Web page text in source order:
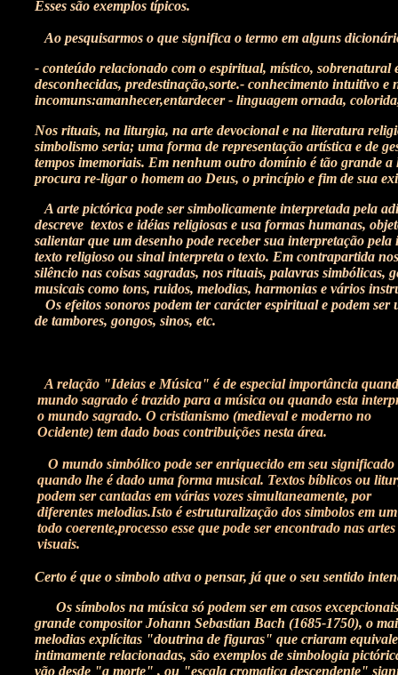
Esses são exemplos típicos.
Ao pesquisarmos o que significa o termo em alguns
- conteúdo relacionado com o espiritual, místico, sobrenatural
desconhecidas, predestinação,sorte.- conhecimento intuitivo
incomuns:amanhecer,entardecer - linguagem ornada,
Nos rituais, na liturgia, na arte devocional e na literatura
simbolismo seria; uma forma de representação artística e de
tempos imemoriais. Em nenhum outro domínio é tão grande
procura re-ligar o homem ao Deus, o princípio e fim de sua
A arte pictórica pode ser simbolicamente interpretada pela
descreve textos e idéias religiosas e usa formas humanas,
salientar que um desenho pode receber sua interpretação
texto religioso ou sinal interpreta o texto. Em contrapartida
silêncio nas coisas sagradas, nos rituais, palavras simbólicas,
musicais como tons, ruidos, melodias, harmonias e vários
Os efeitos sonoros podem ter carácter espiritual e podem
de tambores, gongos, sinos, etc.
A relação "Ideias e Música" é de especial importância
mundo sagrado é trazido para a música ou quando esta
o mundo sagrado. O cristianismo (medieval e moderno no
Ocidente) tem dado boas contribuições nesta área.
O mundo simbólico pode ser enriquecido em seu significado
quando lhe é dado uma forma musical. Textos bíblicos ou
podem ser cantadas em várias vozes simultaneamente, por
diferentes melodias.Isto é estruturalização dos simbolos em um
todo coerente,processo esse que pode ser encontrado nas artes
visuais.
Certo é que o simbolo ativa o pensar, já que o seu sentido
Os símbolos na música só podem ser em casos
grande compositor Johann Sebastian Bach (1685-1750), o
melodias explícitas "doutrina de figuras" que criaram
intimamente relacionadas, são exemplos de simbologia
vão desde "a morte" , ou "escala cromatica descendente"